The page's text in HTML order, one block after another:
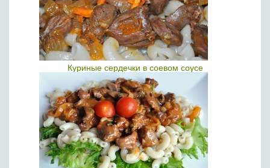
Куриные сердечки в соевом соусе